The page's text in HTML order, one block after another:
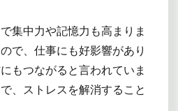
集中力や記憶力も高まりま
で、仕事にも好影響があり
もつながると言われていま
、ストレスを解消すること